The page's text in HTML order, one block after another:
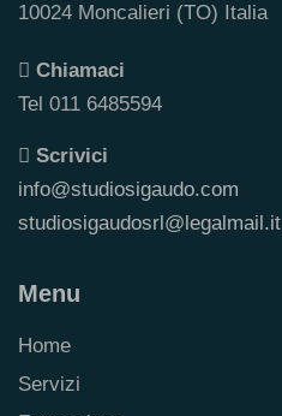
10024 Moncalieri (TO) Italia
Chiamaci
Tel 011 6485594
Scrivici
info@studiosigaudo.com
studiosigaudosrl@legalmail.it
Menu
Home
Servizi